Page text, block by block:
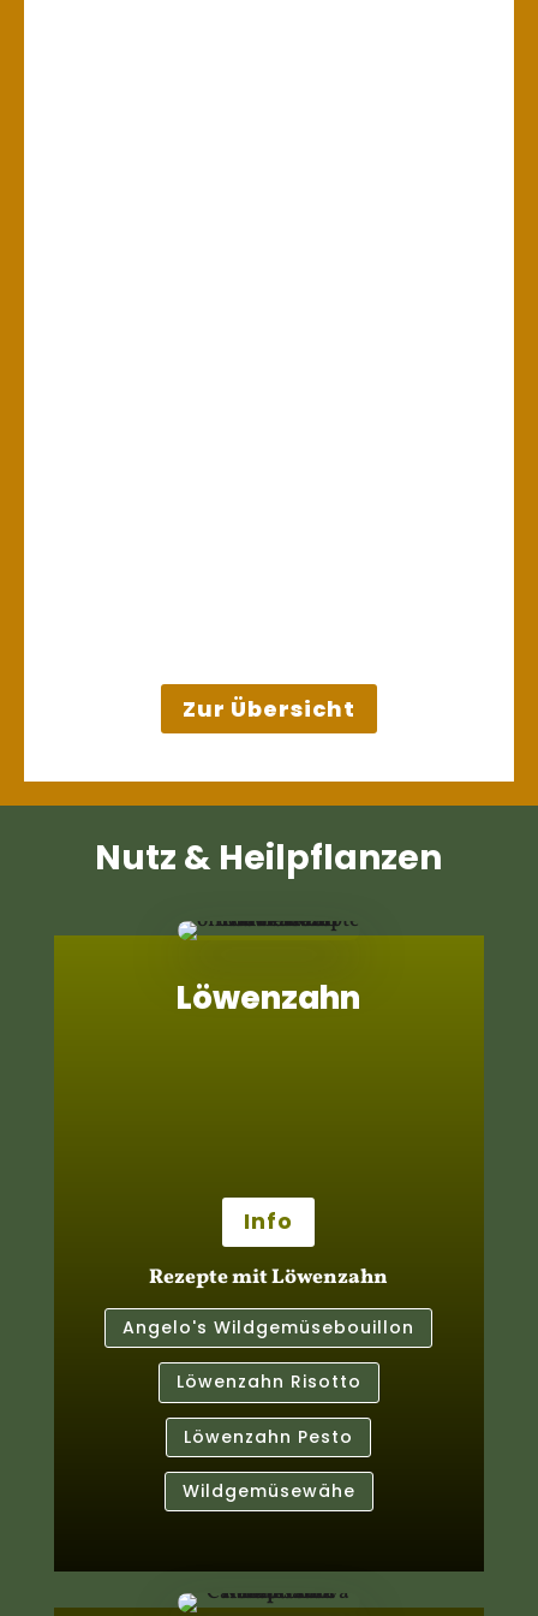
Zur Übersicht
Nutz & Heilpflanzen
Löwenzahn
Info
Rezepte mit Löwenzahn
Angelo's Wildgemüsebouillon
Löwenzahn Risotto
Löwenzahn Pesto
Wildgemüsewähe